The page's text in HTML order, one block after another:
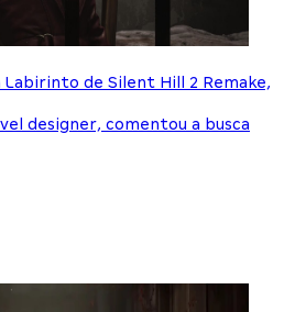
de Silent Hill 2 Remake,
designer, comentou a busca